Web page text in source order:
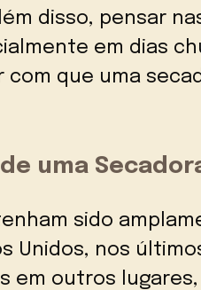
disso, pensar
em dias
que uma
uma
sido
Unidos, nos
em outros